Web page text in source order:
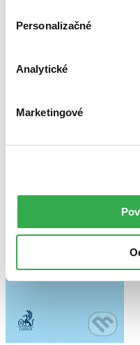
Personalizačné
Analytické
Marketingové
Bestsellery
Najlacnejšie
Použité filtre
Autor Michal Aláčnové